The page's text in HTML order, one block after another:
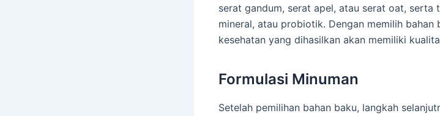
serat gandum, serat apel, atau serat oat, serta
mineral, atau probiotik. Dengan memilih
kesehatan yang dihasilkan akan memiliki
Formulasi Minuman
Setelah pemilihan bahan baku, langkah